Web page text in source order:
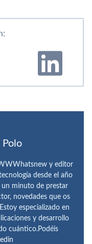
Polo
y editor
desde el año
un minuto de prestar
novedades que os
especializado en
y desarrollo
cuántico.Podéis